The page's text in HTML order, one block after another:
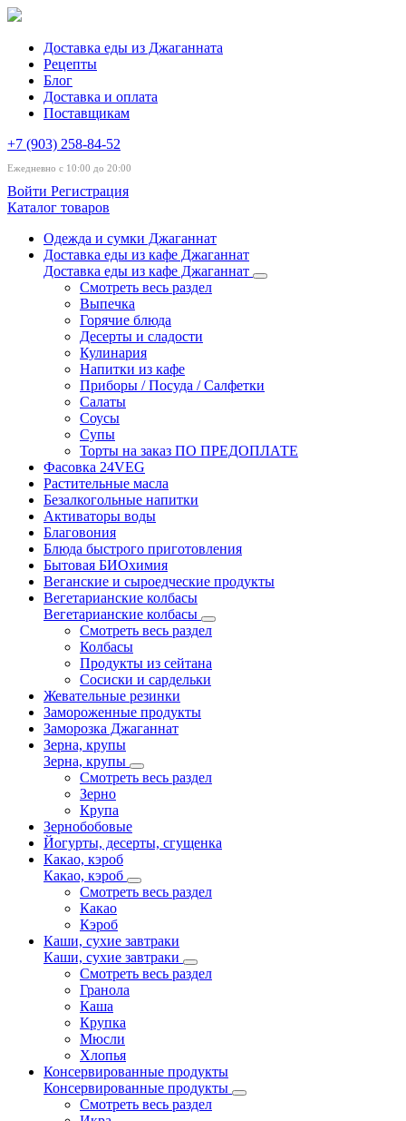
Доставка еды из Джаганната
Рецепты
Блог
Доставка и оплата
Поставщикам
+7 (903) 258-84-52
Ежедневно с 10:00 до 20:00
Войти Регистрация
Каталог товаров
Одежда и сумки Джаганнат
Доставка еды из кафе Джаганнат
Доставка еды из кафе Джаганнат
Смотреть весь раздел
Выпечка
Горячие блюда
Десерты и сладости
Кулинария
Напитки из кафе
Приборы / Посуда / Салфетки
Салаты
Соусы
Супы
Торты на заказ ПО ПРЕДОПЛАТЕ
Фасовка 24VEG
Растительные масла
Безалкогольные напитки
Активаторы воды
Благовония
Блюда быстрого приготовления
Бытовая БИОхимия
Веганские и сыроедческие продукты
Вегетарианские колбасы
Вегетарианские колбасы
Смотреть весь раздел
Колбасы
Продукты из сейтана
Сосиски и сардельки
Жевательные резинки
Замороженные продукты
Заморозка Джаганнат
Зерна, крупы
Зерна, крупы
Смотреть весь раздел
Зерно
Крупа
Зернобобовые
Йогурты, десерты, сгущенка
Какао, кэроб
Какао, кэроб
Смотреть весь раздел
Какао
Кэроб
Каши, сухие завтраки
Каши, сухие завтраки
Смотреть весь раздел
Гранола
Каша
Крупка
Мюсли
Хлопья
Консервированные продукты
Консервированные продукты
Смотреть весь раздел